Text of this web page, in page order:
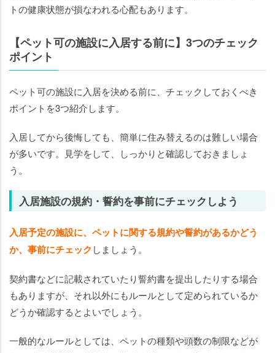
トの健康状態が損なわれる心配もあります。
【ペット可の施設に入居する前に】3つのチェック
ポイント
ペット可の施設に入居を決める前に、チェックしておくべき
ポイントを3つ紹介します。
入居してから後悔しても、簡単に住み替えるのは難しい場合
が多いです。見学をして、しっかりと確認しておきましょ
う。
入居施設の規約・誓約を事前にチェックしよう
入居予定の施設に、ペットに関する規約や誓約があるかどう
か、事前にチェック しましょう。
契約書などに記載されていたり誓約書を提出したりする場合
もありますが、それ以外にもルールとして定められているか
どうか確認するとよいでしょう。
一般的なルールとしては、ペットの種類や頭数の制限などが